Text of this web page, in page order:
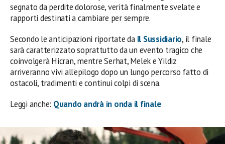
segnato da perdite dolorose, verità finalmente svelate e
rapporti destinati a cambiare per sempre.
Secondo le anticipazioni riportate da Il Sussidiario, il finale
sarà caratterizzato soprattutto da un evento tragico che
coinvolgerà Hicran, mentre Serhat, Melek e Yildiz
arriveranno vivi all’epilogo dopo un lungo percorso fatto di
ostacoli, tradimenti e continui colpi di scena.
Leggi anche: Quando andrà in onda il finale